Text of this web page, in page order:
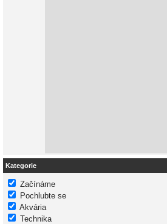
Kategorie
Začínáme
Pochlubte se
Akvária
Technika